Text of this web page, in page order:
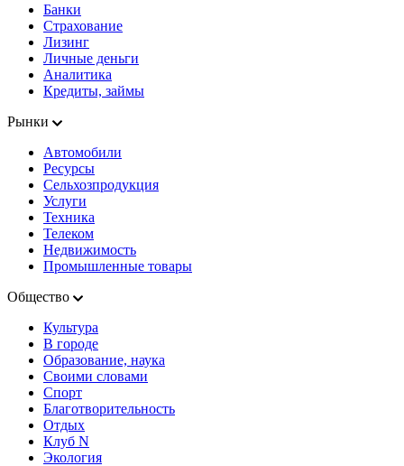
Банки
Страхование
Лизинг
Личные деньги
Аналитика
Кредиты, займы
Рынки
Автомобили
Ресурсы
Сельхозпродукция
Услуги
Техника
Телеком
Недвижимость
Промышленные товары
Общество
Культура
В городе
Образование, наука
Своими словами
Спорт
Благотворительность
Отдых
Клуб N
Экология